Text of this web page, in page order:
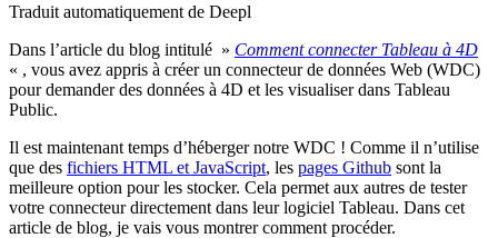
Traduit automatiquement de Deepl
Dans l’article du blog intitulé » Comment connecter Tableau à 4D
« , vous avez appris à créer un connecteur de données Web (WDC)
pour demander des données à 4D et les visualiser dans Tableau
Public.
Il est maintenant temps d’héberger notre WDC ! Comme il n’utilise
que des fichiers HTML et JavaScript, les pages Github sont la
meilleure option pour les stocker. Cela permet aux autres de tester
votre connecteur directement dans leur logiciel Tableau. Dans cet
article de blog, je vais vous montrer comment procéder.